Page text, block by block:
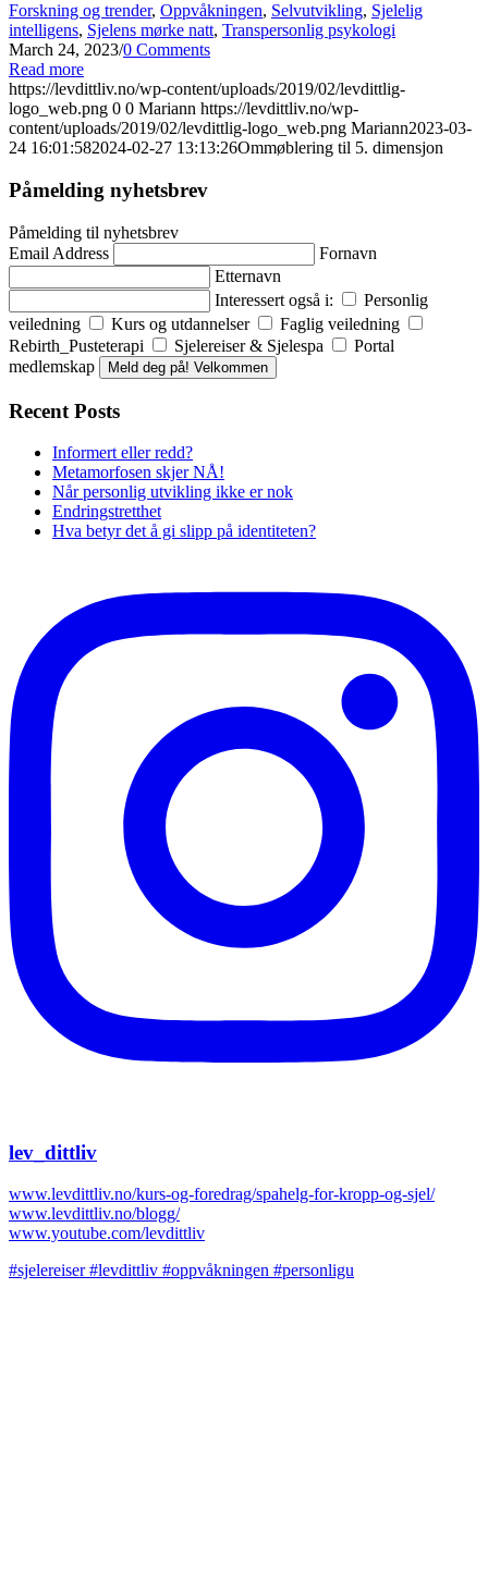
Forskning og trender, Oppvåkningen, Selvutvikling, Sjelelig
intelligens, Sjelens mørke natt, Transpersonlig psykologi
March 24, 2023/0 Comments
Read more
https://levdittliv.no/wp-content/uploads/2019/02/levdittlig-
logo_web.png 0 0 Mariann https://levdittliv.no/wp-
content/uploads/2019/02/levdittlig-logo_web.png Mariann2023-03-
24 16:01:582024-02-27 13:13:26Ommøblering til 5. dimensjon
Påmelding nyhetsbrev
Påmelding til nyhetsbrev
Email Address
Fornavn
Etternavn
Interessert også i:
Personlig
veiledning
Kurs og utdannelser
Faglig veiledning
Rebirth_Pusteterapi
Sjelereiser & Sjelespa
Portal
medlemskap
Meld deg på! Velkommen
Recent Posts
Informert eller redd?
Metamorfosen skjer NÅ!
Når personlig utvikling ikke er nok
Endringstretthet
Hva betyr det å gi slipp på identiteten?
lev_dittliv
www.levdittliv.no/kurs-og-foredrag/spahelg-for-kropp-og-sjel/
www.levdittliv.no/blogg/
www.youtube.com/levdittliv
#sjelereiser #levdittliv #oppvåkningen #personligu